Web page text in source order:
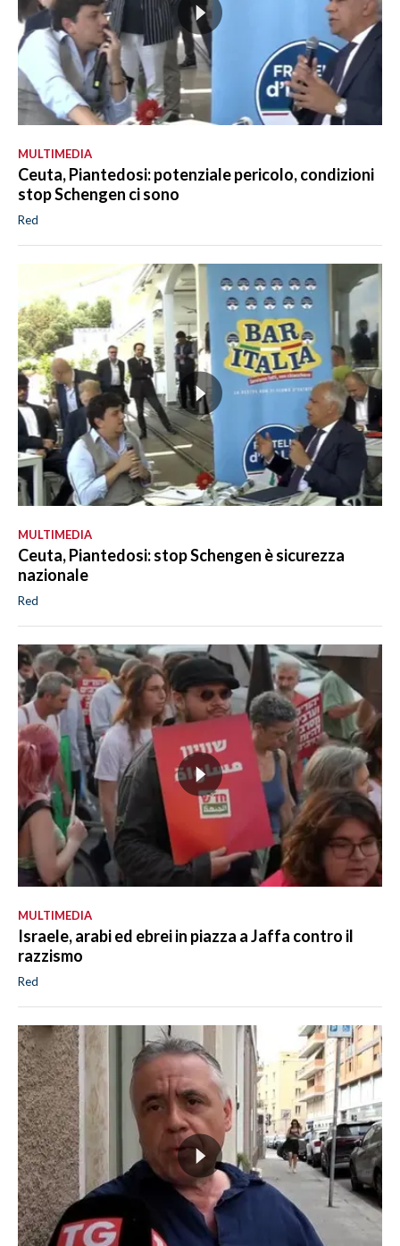
MULTIMEDIA
Ceuta, Piantedosi: potenziale pericolo, condizioni
stop Schengen ci sono
Red
MULTIMEDIA
Ceuta, Piantedosi: stop Schengen è sicurezza
nazionale
Red
MULTIMEDIA
Israele, arabi ed ebrei in piazza a Jaffa contro il
razzismo
Red